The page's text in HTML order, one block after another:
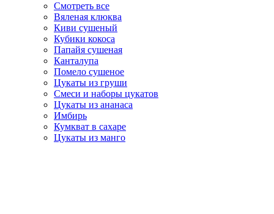
Смотреть все
Вяленая клюква
Киви сушеный
Кубики кокоса
Папайя сушеная
Канталупа
Помело сушеное
Цукаты из груши
Смеси и наборы цукатов
Цукаты из ананаса
Имбирь
Кумкват в сахаре
Цукаты из манго